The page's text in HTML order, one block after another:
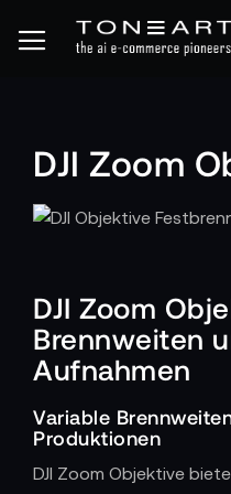
DJI Zoom
DJI Zoom
Brennweiten
Aufnahmen
Variable
Produktionen
DJI Zoom Objektive